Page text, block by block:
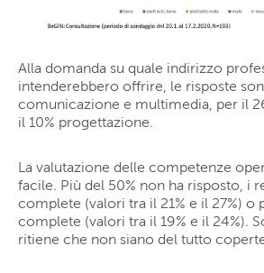
Alla domanda su quale indirizzo
intenderebbero offrire, le risposte
comunicazione e multimedia, per il
il 10% progettazione.
La valutazione delle competenze
facile. Più del 50% non ha risposto, i
complete (valori tra il 21% e il 27%) o
complete (valori tra il 19% e il 24%).
ritiene che non siano del tutto